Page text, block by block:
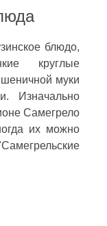
блюдо,
круглые
муки
Изначально
Самегрело
их можно